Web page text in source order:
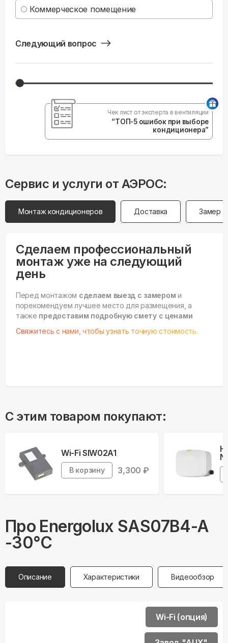
Коммерческое помещение
Следующий вопрос
Чек лист от эксперта в вентиляции
“ТОП-5 ошибок при выборе
кондиционера”
Сервис и услуги от АЭРОС:
Монтаж кондиционеров Доставка Замер
Сделаем профессиональный
монтаж уже на следующий
день
Перед монтажом сделаем выезд с замером и
порекомендуем лучшее место для размещения, а
также предоставим подробную смету с ценами
Свяжитесь с нами, чтобы узнать точную стоимость.
С этим товаром покупают:
Wi-Fi SIW02A1
В корзину 3,300 ₽
Про Energolux SAS07B4-A
-30°С
Описание Характеристики Видеообзор
Wi-Fi (опция)